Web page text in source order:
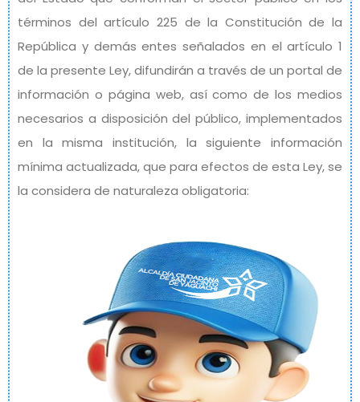
términos del artículo 225 de la Constitución de la
República y demás entes señalados en el artículo 1
de la presente Ley, difundirán a través de un portal de
información o página web, así como de los medios
necesarios a disposición del público, implementados
en la misma institución, la siguiente información
mínima actualizada, que para efectos de esta Ley, se
la considera de naturaleza obligatoria: